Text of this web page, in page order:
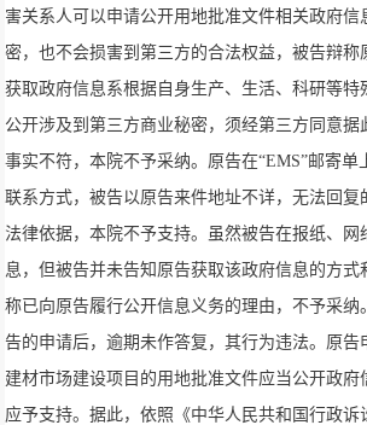
害关系人可以申请公开用地批准文件相关政府信
密，也不会损害到第三方的合法权益，被告辩称
获取政府信息系根据自身生产、生活、科研等特
公开涉及到第三方商业秘密，须经第三方同意据
事实不符，本院不予采纳。原告在“EMS”邮寄单
联系方式，被告以原告来件地址不详，无法回复
法律依据，本院不予支持。虽然被告在报纸、网
息，但被告并未告知原告获取该政府信息的方式
称已向原告履行公开信息义务的理由，不予采纳
告的申请后，逾期未作答复，其行为违法。原告
建材市场建设项目的用地批准文件应当公开政府
应予支持。据此，依照《中华人民共和国行政诉